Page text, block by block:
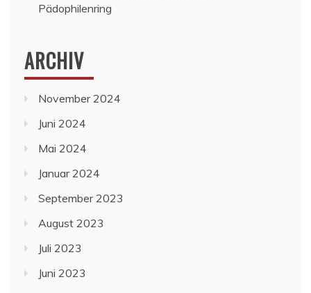
Pädophilenring
ARCHIV
November 2024
Juni 2024
Mai 2024
Januar 2024
September 2023
August 2023
Juli 2023
Juni 2023